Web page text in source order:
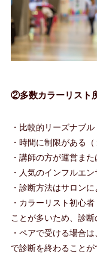
②多数カラーリスト
・比較的リーズナブル
・時間に制限がある
・講師の方が運営ま
・人気のインフルエ
・診断方法はサロン
・カラーリスト初心
ことが多いため、診
・ペアで受ける場合
で診断を終わることが